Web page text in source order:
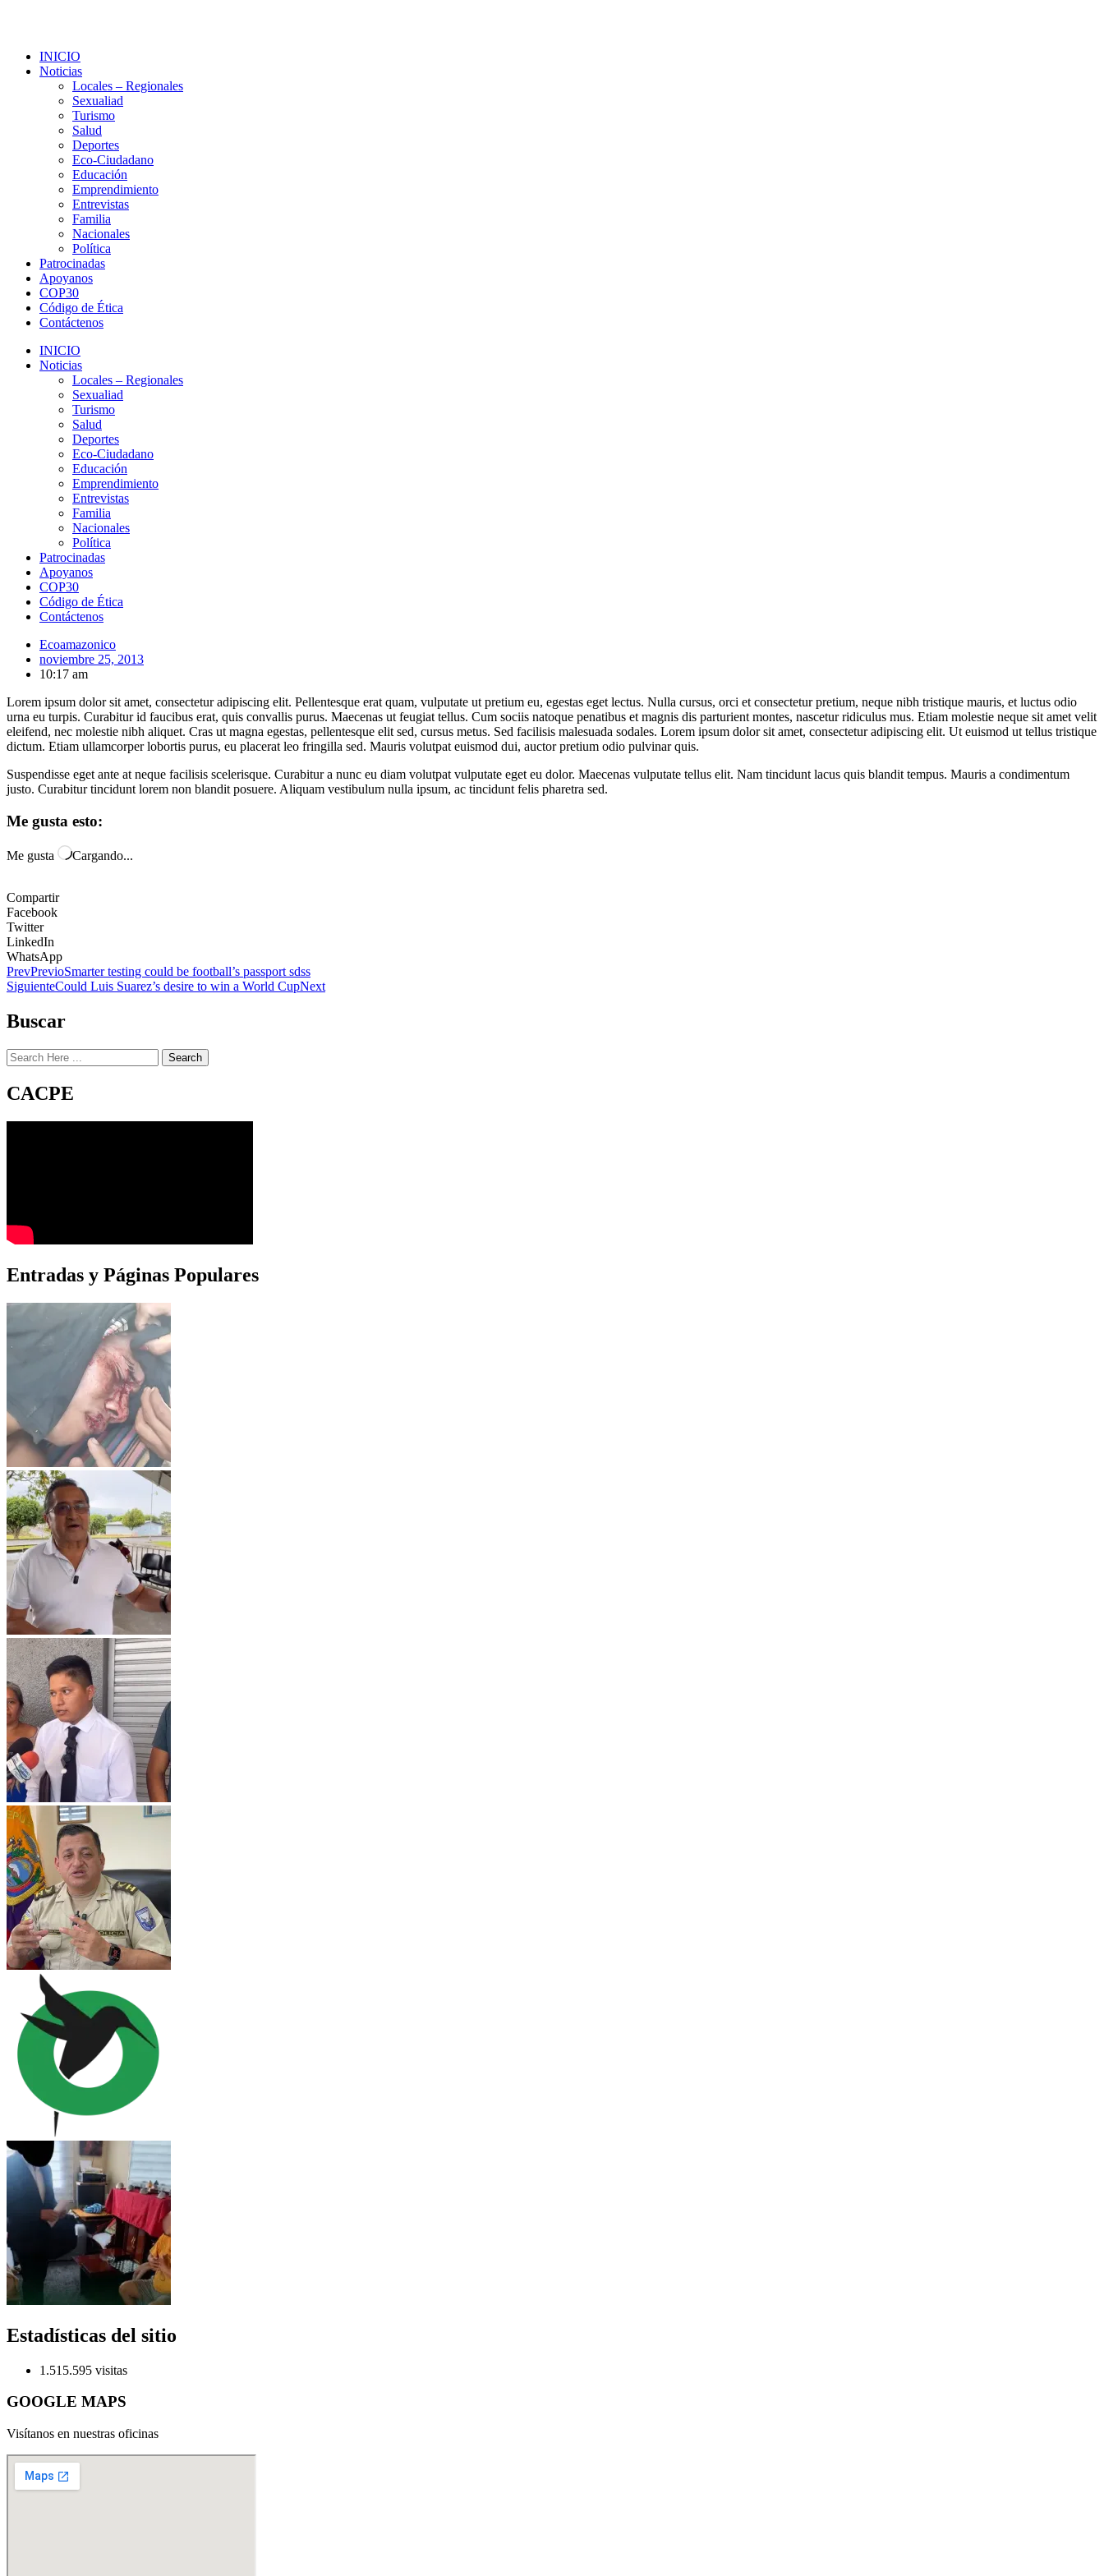
INICIO
Noticias
Locales – Regionales
Sexualiad
Turismo
Salud
Deportes
Eco-Ciudadano
Educación
Emprendimiento
Entrevistas
Familia
Nacionales
Política
Patrocinadas
Apoyanos
COP30
Código de Ética
Contáctenos
INICIO
Noticias
Locales – Regionales
Sexualiad
Turismo
Salud
Deportes
Eco-Ciudadano
Educación
Emprendimiento
Entrevistas
Familia
Nacionales
Política
Patrocinadas
Apoyanos
COP30
Código de Ética
Contáctenos
Ecoamazonico
noviembre 25, 2013
10:17 am
Lorem ipsum dolor sit amet, consectetur adipiscing elit. Pellentesque erat quam, vulputate ut pretium eu, egestas eget lectus. Nulla cursus, orci et consectetur pretium, neque nibh tristique mauris, et luctus odio
urna eu turpis. Curabitur id faucibus erat, quis convallis purus. Maecenas ut feugiat tellus. Cum sociis natoque penatibus et magnis dis parturient montes, nascetur ridiculus mus. Etiam molestie neque sit amet velit
eleifend, nec molestie nibh aliquet. Cras ut magna egestas, pellentesque elit sed, cursus metus. Sed facilisis malesuada sodales. Lorem ipsum dolor sit amet, consectetur adipiscing elit. Ut euismod ut tellus tristique
dictum. Etiam ullamcorper lobortis purus, eu placerat leo fringilla sed. Mauris volutpat euismod dui, auctor pretium odio pulvinar quis.
Suspendisse eget ante at neque facilisis scelerisque. Curabitur a nunc eu diam volutpat vulputate eget eu dolor. Maecenas vulputate tellus elit. Nam tincidunt lacus quis blandit tempus. Mauris a condimentum
justo. Curabitur tincidunt lorem non blandit posuere. Aliquam vestibulum nulla ipsum, ac tincidunt felis pharetra sed.
Me gusta esto:
Me gusta Cargando...
Compartir
Facebook
Twitter
LinkedIn
WhatsApp
PrevPrevioSmarter testing could be football’s passport sdss
SiguienteCould Luis Suarez’s desire to win a World CupNext
Buscar
Search
CACPE
Entradas y Páginas Populares
Estadísticas del sitio
1.515.595 visitas
GOOGLE MAPS
Visítanos en nuestras oficinas